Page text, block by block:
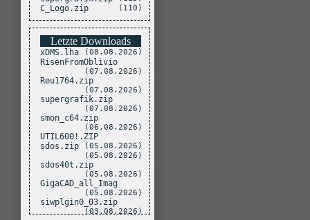
C_Logo.zip (110)
Letzte Downloads
xDMS.lha (08.08.2026)
RisenFromOblivio
(07.08.2026)
Reu1764.zip
(07.08.2026)
supergrafik.zip
(07.08.2026)
smon_c64.zip
(06.08.2026)
UTIL600!.ZIP
(05.08.2026)
sdos.zip
(05.08.2026)
sdos40t.zip
(05.08.2026)
GigaCAD_all_Imag
(05.08.2026)
siwplgin0_03.zip
(03.08.2026)